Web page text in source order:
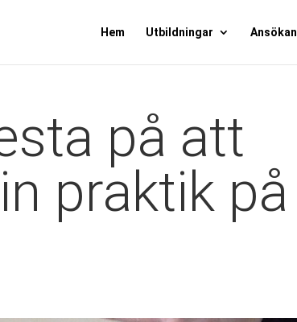
Hem Utbildningar Ansökan
på att
praktik på